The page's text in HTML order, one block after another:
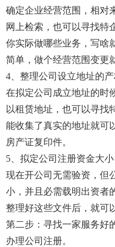
确定企业经营范围，相对
网上检索，也可以寻找特
你实际做哪些业务，写啥
简单，做个经营范围变更
4、整理公司设立地址的
在拟定公司成立地址的时
以租赁地址，也可以寻找
能收集了真实的地址就可
房产证复印件。
5、拟定公司注册资金大
现在开公司无需验资，但
小，并且必需载明出资者
整理好这些文件后，就可
第二步：寻找一家服务好
办理公司注册。